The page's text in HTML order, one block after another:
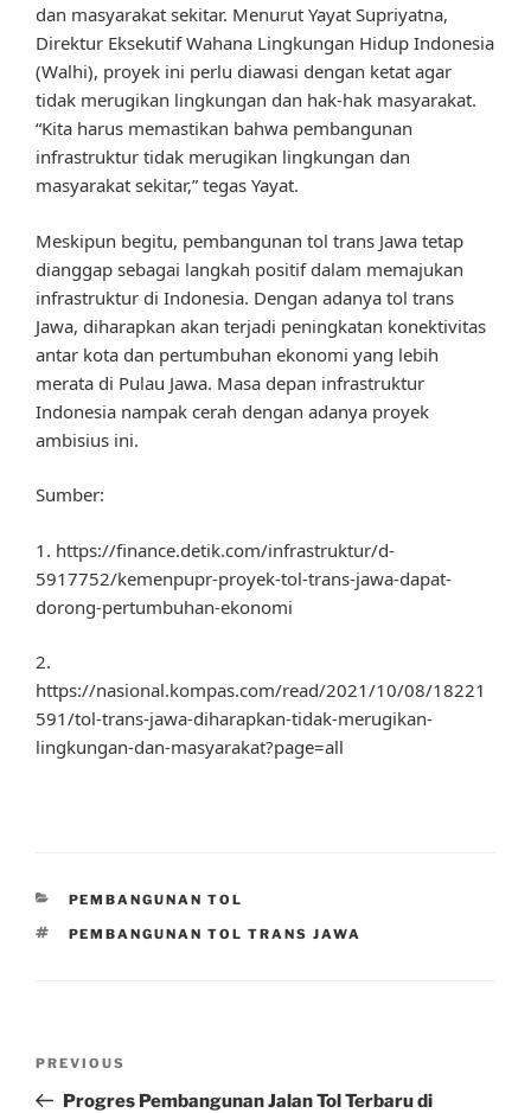
dan masyarakat sekitar. Menurut Yayat Supriyatna,
Direktur Eksekutif Wahana Lingkungan Hidup Indonesia
(Walhi), proyek ini perlu diawasi dengan ketat agar
tidak merugikan lingkungan dan hak-hak masyarakat.
“Kita harus memastikan bahwa pembangunan
infrastruktur tidak merugikan lingkungan dan
masyarakat sekitar,” tegas Yayat.
Meskipun begitu, pembangunan tol trans Jawa tetap
dianggap sebagai langkah positif dalam memajukan
infrastruktur di Indonesia. Dengan adanya tol trans
Jawa, diharapkan akan terjadi peningkatan konektivitas
antar kota dan pertumbuhan ekonomi yang lebih
merata di Pulau Jawa. Masa depan infrastruktur
Indonesia nampak cerah dengan adanya proyek
ambisius ini.
Sumber:
1. https://finance.detik.com/infrastruktur/d-
5917752/kemenpupr-proyek-tol-trans-jawa-dapat-
dorong-pertumbuhan-ekonomi
2.
https://nasional.kompas.com/read/2021/10/08/18221
591/tol-trans-jawa-diharapkan-tidak-merugikan-
lingkungan-dan-masyarakat?page=all
CATEGORIES
PEMBANGUNAN TOL
TAGS
PEMBANGUNAN TOL TRANS JAWA
Previous
Post
PREVIOUS
Progres Pembangunan Jalan Tol Terbaru di